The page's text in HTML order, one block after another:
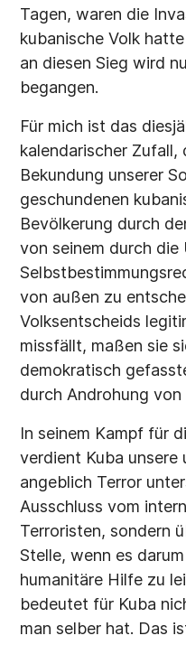
Tagen, waren die
kubanische Volk
an diesen Sieg wird
begangen.
Für mich ist das
kalendarischer
Bekundung unserer
geschundenen
Bevölkerung durch
von seinem durch
von außen zu
Volksentscheids
missfällt, maßen sie
demokratisch
durch Androhung
In seinem Kampf für
verdient Kuba unsere
angeblich Terror
Ausschluss vom
Terroristen, sondern
Stelle, wenn es
humanitäre Hilfe zu
bedeutet für Kuba
man selber hat. Das